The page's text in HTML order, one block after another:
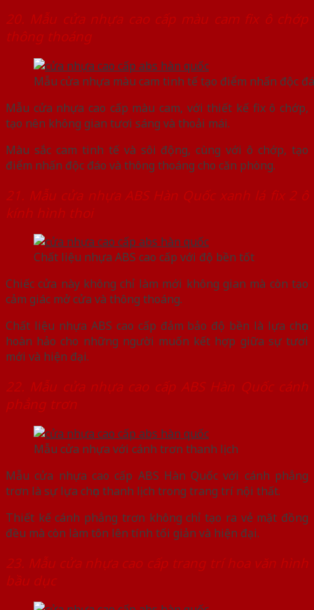
20. Mẫu cửa nhựa cao cấp màu cam fix ô chớp
thông thoáng
Mẫu cửa nhựa màu cam tinh tế tạo điểm nhấn độc
Mẫu cửa nhựa cao cấp màu cam, với thiết kế fix ô chớp,
tạo nên không gian tươi sáng và thoải mái.
Màu sắc cam tinh tế và sôi động, cùng với ô chớp, tạo
điểm nhấn độc đáo và thông thoáng cho căn phòng.
21. Mẫu cửa nhựa ABS Hàn Quốc xanh lá fix 2 ô
kính hình thoi
Chất liệu nhựa ABS cao cấp với độ bền tốt
Chiếc cửa này không chỉ làm mới không gian mà còn tạo
cảm giác mở cửa và thông thoáng.
Chất liệu nhựa ABS cao cấp đảm bảo độ bền là lựa chọn
hoàn hảo cho những người muốn kết hợp giữa sự tươi
mới và hiện đại.
22. Mẫu cửa nhựa cao cấp ABS Hàn Quốc cánh
phẳng trơn
Mẫu cửa nhựa với cánh trơn thanh lịch
Mẫu cửa nhựa cao cấp ABS Hàn Quốc với cánh phẳng
trơn là sự lựa chọn thanh lịch trong trang trí nội thất.
Thiết kế cánh phẳng trơn không chỉ tạo ra vẻ mặt đồng
đều mà còn làm tôn lên tính tối giản và hiện đại.
23. Mẫu cửa nhựa cao cấp trang trí hoa văn hình
bầu dục